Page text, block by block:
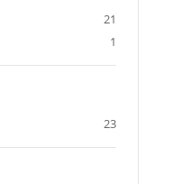
21
1
23